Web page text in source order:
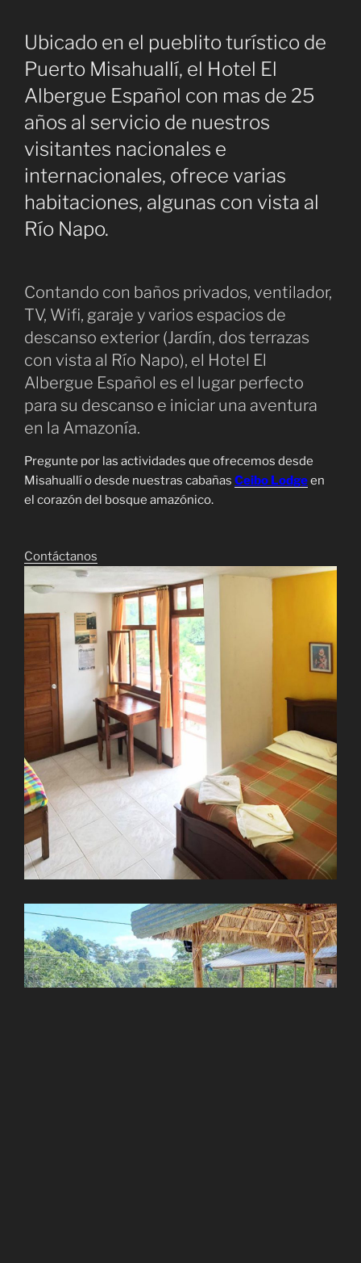
Ubicado en el pueblito turístico de
Puerto Misahuallí, el Hotel El
Albergue Español con mas de 25
años al servicio de nuestros
visitantes nacionales e
internacionales, ofrece varias
habitaciones, algunas con vista al
Río Napo.
Contando con baños privados, ventilador,
TV, Wifi, garaje y varios espacios de
descanso exterior (Jardín, dos terrazas
con vista al Río Napo), el Hotel El
Albergue Español es el lugar perfecto
para su descanso e iniciar una aventura
en la Amazonía.
Pregunte por las actividades que ofrecemos desde
Misahuallí o desde nuestras cabañas Ceibo Lodgeen
el corazón del bosque amazónico.
Contáctanos